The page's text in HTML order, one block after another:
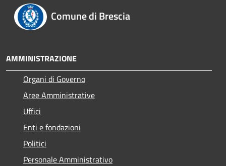
Comune di Brescia
AMMINISTRAZIONE
Organi di Governo
Aree Amministrative
Uffici
Enti e fondazioni
Politici
Personale Amministrativo